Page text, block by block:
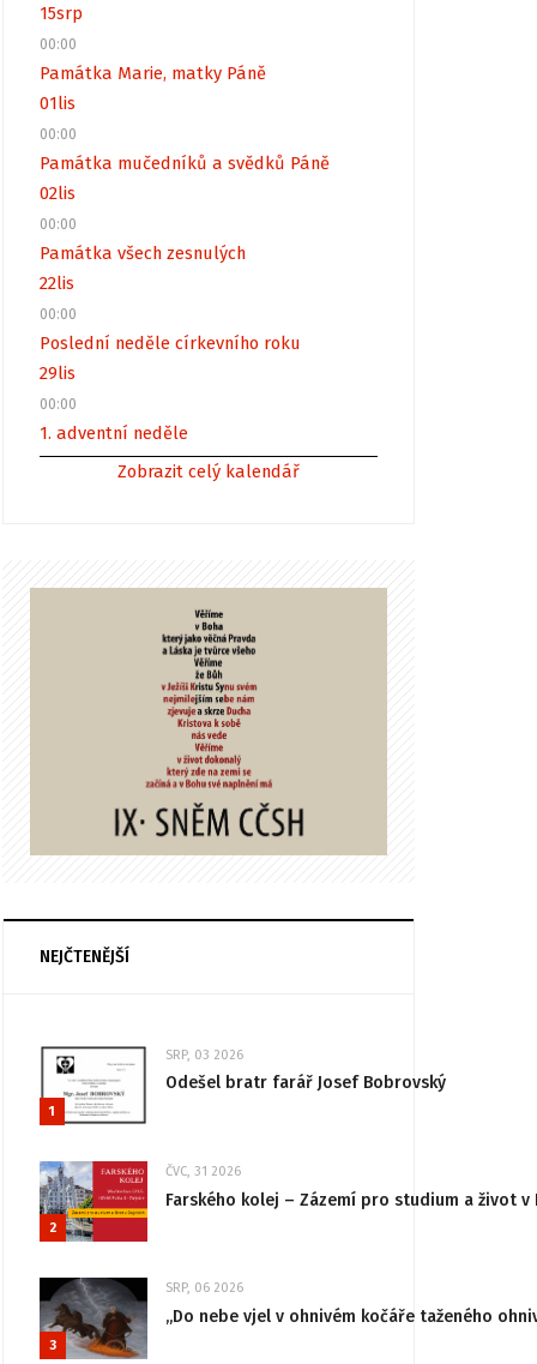
15srp
00:00
Památka Marie, matky Páně
01lis
00:00
Památka mučedníků a svědků Páně
02lis
00:00
Památka všech zesnulých
22lis
00:00
Poslední neděle církevního roku
29lis
00:00
1. adventní neděle
Zobrazit celý kalendář
NEJČTENĚJŠÍ
1
SRP, 03 2026
Odešel bratr farář Josef Bobrovský
2
ČVC, 31 2026
Farského kolej – Zázemí pro studium a život v
3
SRP, 06 2026
„Do nebe vjel v ohnivém kočáře taženého